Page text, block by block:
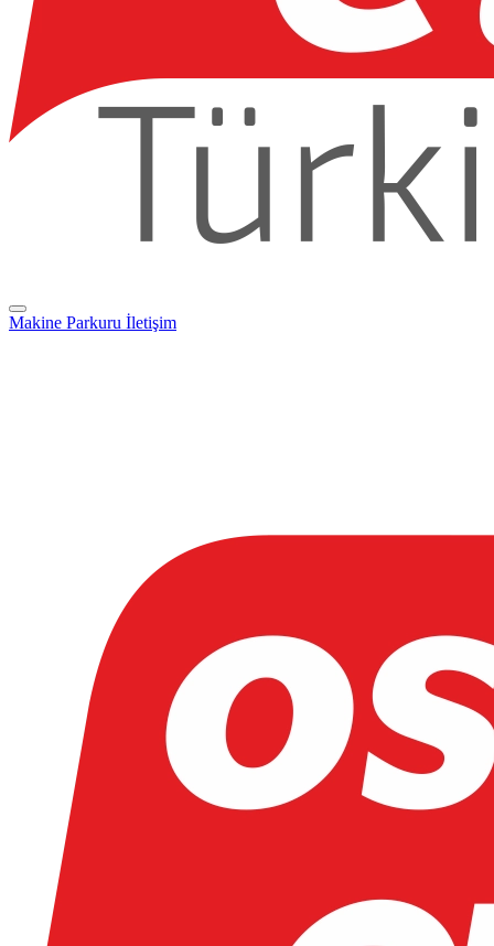
Makine Parkuru İletişim